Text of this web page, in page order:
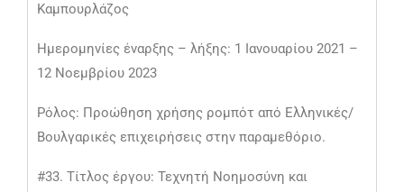
Καμπουρλάζος
Ημερομηνίες έναρξης – λήξης: 1 Ιανουαρίου 2021 –
12 Νοεμβρίου 2023
Ρόλος: Προώθηση χρήσης ρομπότ από Ελληνικές/
Βουλγαρικές επιχειρήσεις στην παραμεθόριο.
#33. Τίτλος έργου: Τεχνητή Νοημοσύνη και